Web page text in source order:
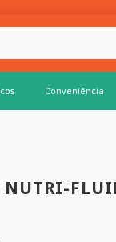
Conveniência
NUTRI-